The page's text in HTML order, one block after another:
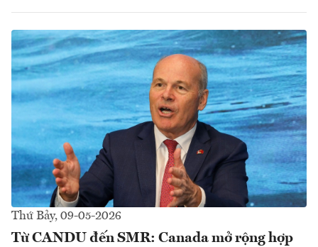
Thứ Bảy, 09-05-2026
Từ CANDU đến SMR: Canada mở rộng hợp